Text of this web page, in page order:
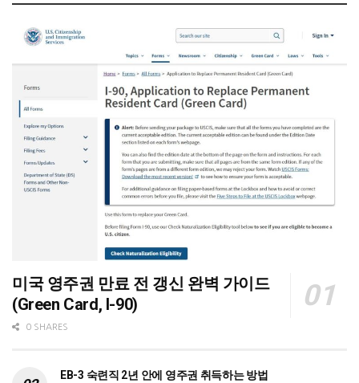
미국 영주권 만료 전 갱신 완벽 가이드
(Green Card, I-90)
0 SHARES
EB-3 숙련직 2년 안에 영주권 취득하는 방법